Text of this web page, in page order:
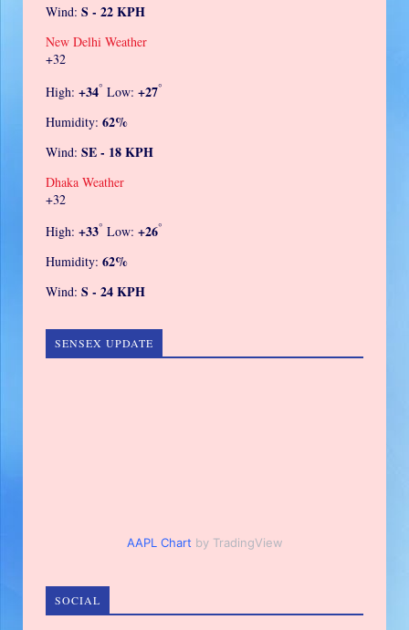
Wind: S - 22 KPH
New Delhi Weather
+32
High: +34° Low: +27°
Humidity: 62%
Wind: SE - 18 KPH
Dhaka Weather
+32
High: +33° Low: +26°
Humidity: 62%
Wind: S - 24 KPH
SENSEX UPDATE
AAPL Chart by TradingView
SOCIAL